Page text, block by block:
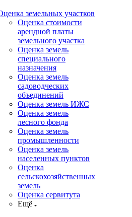
земельных участков
Оценка стоимости
арендной платы
земельного участка
Оценка земель
специального
назначения
Оценка земель
садоводческих
объединений
Оценка земель ИЖС
Оценка земель
лесного фонда
Оценка земель
промышленности
Оценка земель
населенных пунктов
Оценка
сельскохозяйственных
земель
Оценка сервитута
Ещё